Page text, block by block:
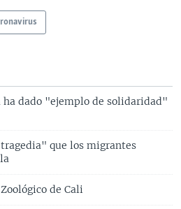
ha dado "ejemplo de solidaridad"
que los migrantes
de Cali